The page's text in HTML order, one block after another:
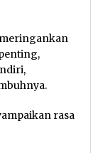
rasa